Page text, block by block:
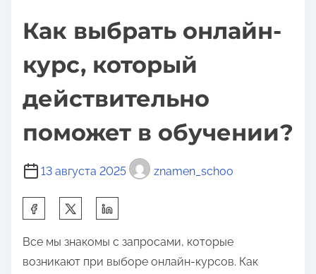
Как выбрать онлайн-
курс, который
действительно
поможет в обучении?
13 августа 2025 znamen_schoo
д
е
Все мы знакомы с запросами, которые
возникают при выборе онлайн-курсов. Как